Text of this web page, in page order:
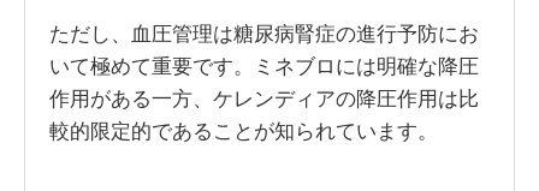
ただし、血圧管理は糖尿病腎症の進行予防にお
いて極めて重要です。ミネブロには明確な降圧
作用がある一方、ケレンディアの降圧作用は比
較的限定的であることが知られています。